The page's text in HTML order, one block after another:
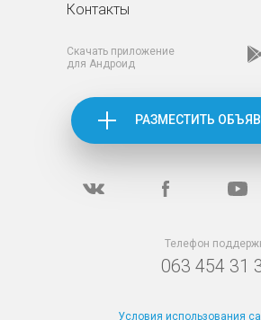
Контакты
Скачать приложение
для Андроид
РАЗМЕСТИТЬ
Телефон
063 454 31
Условия использования